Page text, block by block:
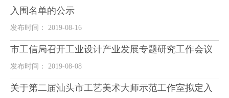
入围名单的公示
发布时间： 2019-08-16
市工信局召开工业设计产业发展专题研究工作会议
发布时间： 2019-08-08
关于第二届汕头市工艺美术大师示范工作室拟定入